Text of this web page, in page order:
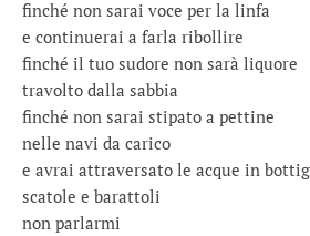
finché non sarai voce per la linfa
e continuerai a farla ribollire
finché il tuo sudore non sarà liquore
travolto dalla sabbia
finché non sarai stipato a pettine
nelle navi da carico
e avrai attraversato le acque in
scatole e barattoli
non parlarmi